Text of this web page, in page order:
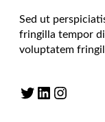
Sed ut
fringilla tempor
voluptatem
Twitter LinkedIn Instagram